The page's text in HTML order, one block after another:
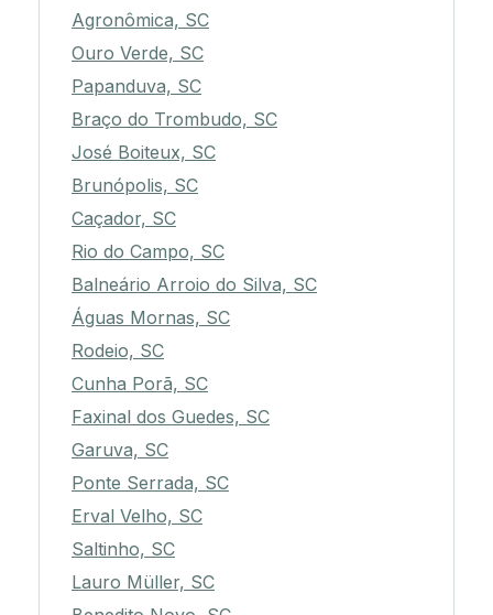
Agronômica, SC
Ouro Verde, SC
Papanduva, SC
Braço do Trombudo, SC
José Boiteux, SC
Brunópolis, SC
Caçador, SC
Rio do Campo, SC
Balneário Arroio do Silva, SC
Águas Mornas, SC
Rodeio, SC
Cunha Porã, SC
Faxinal dos Guedes, SC
Garuva, SC
Ponte Serrada, SC
Erval Velho, SC
Saltinho, SC
Lauro Müller, SC